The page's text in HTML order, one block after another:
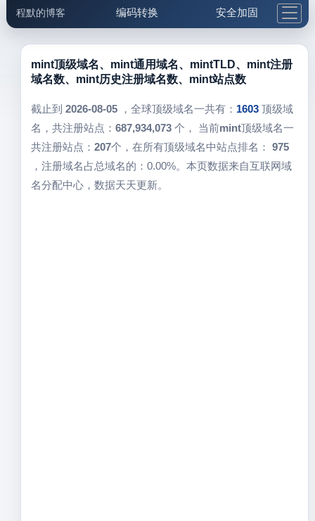
程默的博客 编码转换 安全加固
邮件工具 生活便民 更多工具
5.1支付宝大红包
mint顶级域名、mint通用域名、mintTLD、mint注册
域名数、mint历史注册域名数、mint站点数
截止到 2026-08-05，全球顶级域名一共有： 1603 顶级域
名，共注册站点： 687,934,073 个， 当前mint顶级域名一
共注册站点： 207个，在所有顶级域名中站点排名： 975
，注册域名占总域名的：0.00%。本页数据来自互联网域
名分配中心，数据天天更新。